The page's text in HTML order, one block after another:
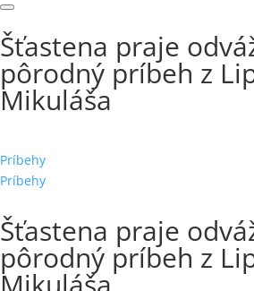
Šťastena praje
pôrodný príbeh z
Mikuláša
Príbehy
Príbehy
Šťastena praje
pôrodný príbeh z